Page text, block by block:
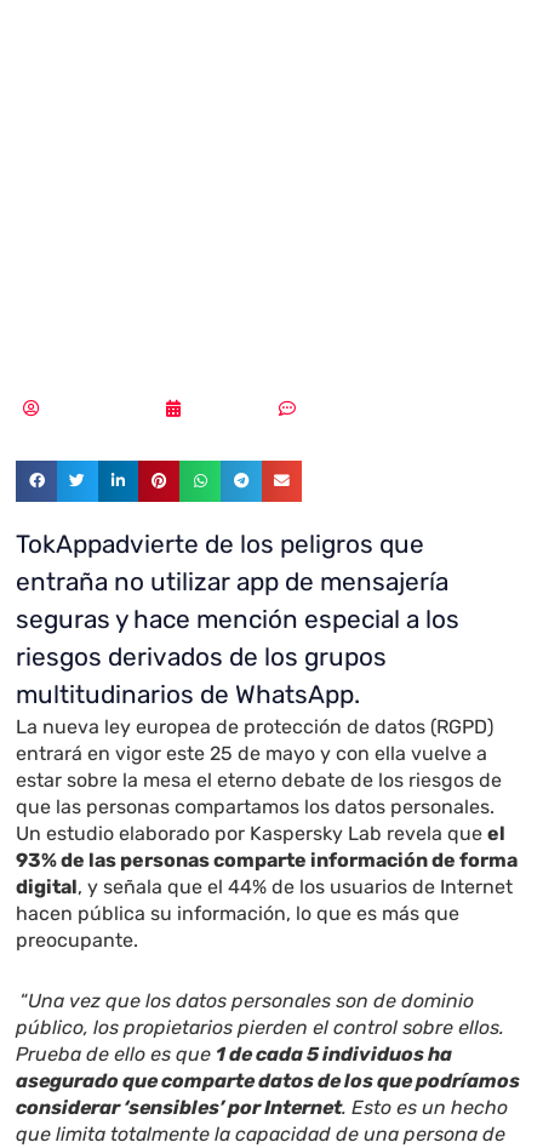
TokAppadvierte de los peligros que
entraña no utilizar app de mensajería
seguras y hace mención especial a los
riesgos derivados de los grupos
multitudinarios de WhatsApp.
La nueva ley europea de protección de datos (RGPD)
entrará en vigor este 25 de mayo y con ella vuelve a
estar sobre la mesa el eterno debate de los riesgos de
que las personas compartamos los datos personales.
Un estudio elaborado por Kaspersky Lab revela queel
93% de las personas comparte información de forma
digital, y señala que el 44% de los usuarios de Internet
hacen pública su información, lo que es más que
preocupante.
“Una vez que los datos personales son de dominio
público, los propietarios pierden el control sobre ellos.
Prueba de ello es que 1 de cada 5 individuos ha
asegurado que comparte datos de los que podríamos
considerar ‘sensibles’ por Internet. Esto es un hecho
que limita totalmente la capacidad de una persona de